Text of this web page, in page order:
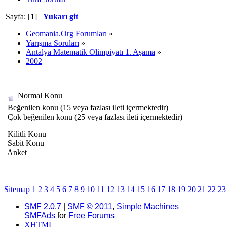
Sayfa: [1] Yukarı git
Geomania.Org Forumları »
Yarışma Soruları »
Antalya Matematik Olimpiyatı 1. Aşama »
2002
Normal Konu
Beğenilen konu (15 veya fazlası ileti içermektedir)
Çok beğenilen konu (25 veya fazlası ileti içermektedir)
Kilitli Konu
Sabit Konu
Anket
Sitemap 1 2 3 4 5 6 7 8 9 10 11 12 13 14 15 16 17 18 19 20 21 22 23
SMF 2.0.7
SMF © 2011, Simple Machines
SMFAds for Free Forums
XHTML